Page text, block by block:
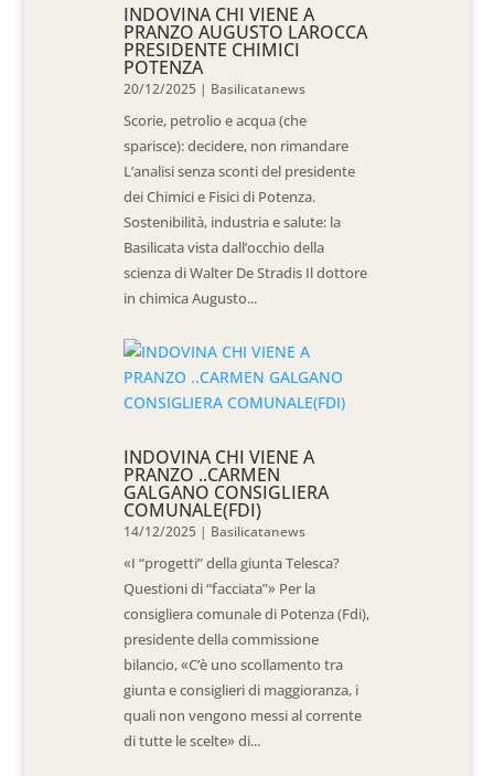
INDOVINA CHI VIENE A
PRANZO AUGUSTO LAROCCA
PRESIDENTE CHIMICI
POTENZA
20/12/2025 | Basilicatanews
Scorie, petrolio e acqua (che
sparisce): decidere, non rimandare
L’analisi senza sconti del presidente
dei Chimici e Fisici di Potenza.
Sostenibilità, industria e salute: la
Basilicata vista dall’occhio della
scienza di Walter De Stradis Il dottore
in chimica Augusto...
INDOVINA CHI VIENE A
PRANZO ..CARMEN
GALGANO CONSIGLIERA
COMUNALE(FDI)
14/12/2025 | Basilicatanews
«I “progetti” della giunta Telesca?
Questioni di “facciata”» Per la
consigliera comunale di Potenza (Fdi),
presidente della commissione
bilancio, «C’è uno scollamento tra
giunta e consiglieri di maggioranza, i
quali non vengono messi al corrente
di tutte le scelte» di...